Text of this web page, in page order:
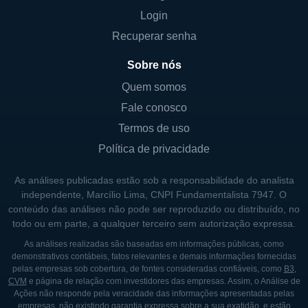
parceira estratégica por muitas empresas do
setor energético. A estabilidade dos serviços
empresas do setor se concentrem em suas
operações principais enquanto têm a
confiança de que as necessidades de
infraestrutura e suporte são atendidas. Isso é
volátil como o de petróleo e gás, onde a
eficiência operacional pode resultar em
economias significativas.
Além disso, a Oil States possui uma filosofia
que prioriza a segurança e a
sustentabilidade em suas operações. A
empresa investe em práticas que minimizam
o impacto ambiental e garantem um
Login
Recuperar senha
Sobre nós
Quem somos
Fale conosco
Termos de uso
Política de privacidade
As análises publicadas estão sob a responsabilidade do analista
independente, Marcílio Lima, CNPI Fundamentalista 7947. O
conteúdo das análises não pode ser reproduzido ou distribuído, no
todo ou em parte, a qualquer terceiro sem autorização expressa.
As análises realizadas são baseadas em informações públicas, como
demonstrativos contábeis, fatos relevantes e demais informações fornecidas
pelas empresas sob cobertura, de fontes consideradas confiáveis, como B3,
CVM e página de relação com investidores das empresas. Assim, o Análise de
Ações não responde pela veracidade das informações apresentadas pelas
empresas, não existindo garantia expressa sobre a sua exatidão, e estão